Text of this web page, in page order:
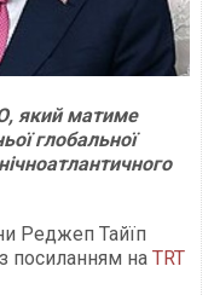
який матиме
глобальної
Реджеп Тайїп
з посиланням на TRT